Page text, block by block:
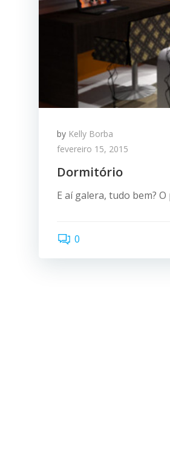
by Kelly Borba
fevereiro 15, 2015
Dormitório
E aí galera, tudo bem?
0